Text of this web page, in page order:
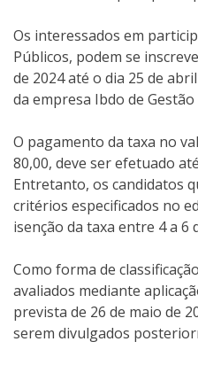
Os interessados em
Públicos, podem se
de 2024 até o dia 25 de
da empresa Ibdo de
O pagamento da taxa no
80,00, deve ser efetuado
Entretanto, os candidatos
critérios especificados no
isenção da taxa entre 4 a 6
Como forma de
avaliados mediante
prevista de 26 de maio de
serem divulgados